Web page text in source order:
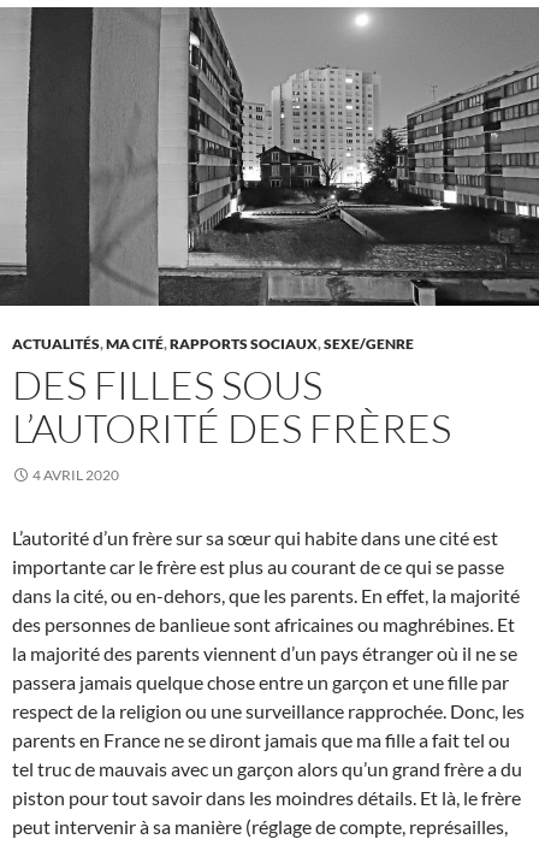
ACTUALITÉS,MA CITÉ,RAPPORTS SOCIAUX,SEXE/GENRE
DES FILLES SOUS
L’AUTORITÉ DES FRÈRES
4 AVRIL 2020
L’autorité d’un frère sur sa sœur qui habite dans une cité est
importante car le frère est plus au courant de ce qui se passe
dans la cité, ou en-dehors, que les parents. En effet, la majorité
des personnes de banlieue sont africaines ou maghrébines. Et
la majorité des parents viennent d’un pays étranger où il ne se
passera jamais quelque chose entre un garçon et une fille par
respect de la religion ou une surveillance rapprochée. Donc, les
parents en France ne se diront jamais que ma fille a fait tel ou
tel truc de mauvais avec un garçon alors qu’un grand frère a du
piston pour tout savoir dans les moindres détails. Et là, le frère
peut intervenir à sa manière (réglage de compte, représailles,